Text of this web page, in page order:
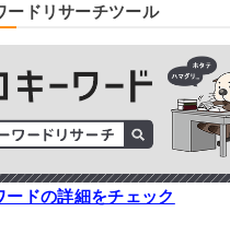
ードリサーチツール
ードの詳細をチェック